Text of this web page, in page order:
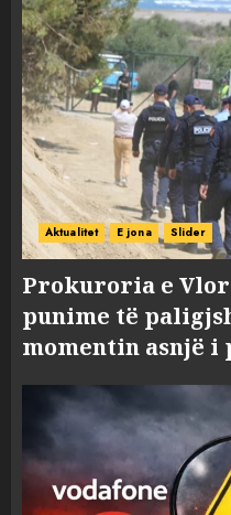
Aktualitet E jona Slider
Prokuroria e
punime të
momentin asnjë i